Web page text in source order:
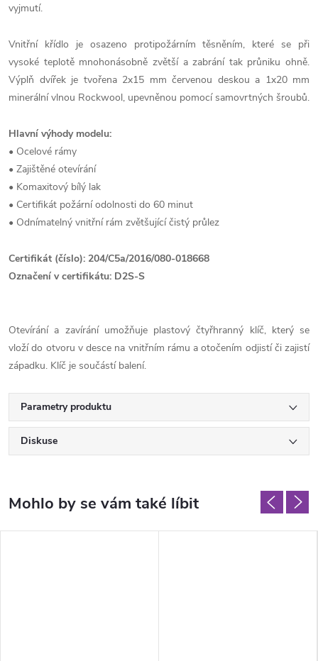
vyjmutí.
Vnitřní křídlo je osazeno protipožárním těsněním, které se při
vysoké teplotě mnohonásobně zvětší a zabrání tak průniku ohně.
Výplň dvířek je tvořena 2x15 mm červenou deskou a 1x20 mm
minerální vlnou Rockwool, upevněnou pomocí samovrtných šroubů.
Hlavní výhody modelu:
• Ocelové rámy
• Zajištěné otevírání
• Komaxitový bílý lak
• Certifikát požární odolnosti do 60 minut
• Odnímatelný vnitřní rám zvětšující čistý průlez
Certifikát (číslo): 204/C5a/2016/080-018668
Označení v certifikátu: D2S-S
Otevírání a zavírání umožňuje plastový čtyřhranný klíč, který se
vloží do otvoru v desce na vnitřním rámu a otočením odjistí či zajistí
západku. Klíč je součástí balení.
Parametry produktu
Diskuse